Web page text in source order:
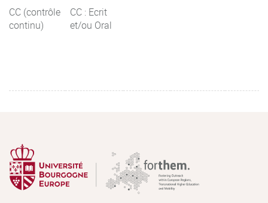
CC (contrôle
continu)
CC : Ecrit
et/ou Oral